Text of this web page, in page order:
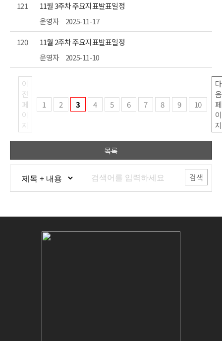
121
11월 3주차 주요지표발표일정
운영자
2025-11-17
120
11월 2주차 주요지표발표일정
운영자
2025-11-10
이
전
페
이
지
1 2 3 4 5 6 7 8 9 10
다
음
페
이
지
검색
목록